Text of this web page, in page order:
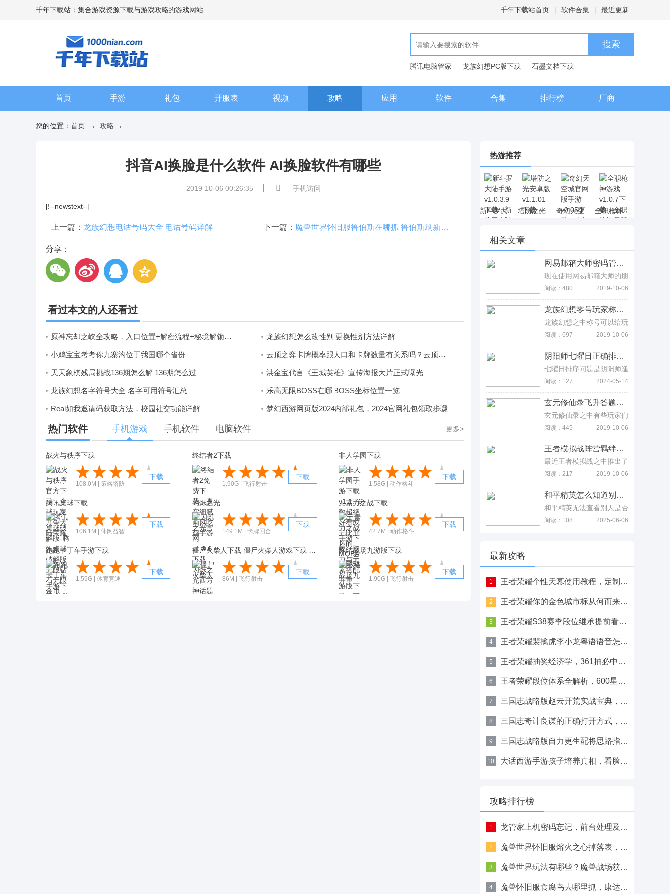
千年下载站：集合游戏资源下载与游戏攻略的游戏网站 千年下载站首页 | 软件合集 | 最近更新
腾讯电脑管家 龙族幻想PC版下载
石墨文档下载
首页 手游 礼包 开服表 视频 攻略 应用 软件 合集 排行榜 厂商
您的位置： 首页 → 攻略 →
抖音AI换脸是什么软件 AI换脸软件有哪些
2019-10-06 00:26:35 手机访问
[!--newstext--]
上一篇： 龙族幻想电话号码大全 电话号码详解 下一篇： 魔兽世界怀旧服鲁伯斯在哪抓 鲁伯斯刷新点详解
分享：
看过本文的人还看过
原神忘却之峡全攻略，入口位置+解密流程+秘境解锁条件 龙族幻想怎么改性别 更换性别方法详解
小鸡宝宝考考你九寨沟位于我国哪个省份 云顶之弈卡牌概率跟人口和卡牌数量有关系吗？云顶之弈s8.5各等级卡牌的概率介绍
天天象棋残局挑战136期怎么解 136期怎么过 洪金宝代言《王城英雄》宣传海报大片正式曝光
龙族幻想名字符号大全 名字可用符号汇总 乐高无限BOSS在哪 BOSS坐标位置一览
Real如我邀请码获取方法，校园社交功能详解 梦幻西游网页版2024内部礼包，2024官网礼包领取步骤
热门软件 手机游戏 手机软件 电脑软件 更多>
战火与秩序下载
108.0M | 策略塔防
下载
终结者2下载
1.90G | 飞行射击
下载
非人学园下载
1.58G | 动作格斗
下载
腾讯桌球下载
106.1M | 休闲益智
下载
闪烁之光
149.1M | 卡牌回合
下载
元素力之战下载
42.7M | 动作格斗
下载
跑跑卡丁车手游下载
1.59G | 体育竞速
下载
86M | 飞行射击
下载
终结战场九游版下载
1.90G | 飞行射击
下载
热游推荐
新斗罗大陆手游 v1.0.3.9下载，新斗罗大陆动漫卡牌手游下载 全职枪神游戏 v1.0.7下载，全职枪神竖版射击手游下载
相关文章
网易邮箱大师密码管理指南，密码管理+多设备同步全解析 网易邮箱大师密码管理指南，密码管理+多设备同步全解析
现在使用网易邮箱大师的朋
友越来越多，那么使用过程
里，想改密码或者忘记密码
阅读：480 2019-10-06
龙族幻想零号玩家称号怎么获得 零号玩家头衔怎么获得 龙族幻想零号玩家称号怎么获得 零号玩家头衔怎么获得
龙族幻想之中称号可以给玩
家增加一定的属性，并且也
可以看起来更加厉害，那么
获得，零号玩家头衔怎么获
得呢?就让小编来带你走近
阅读：697 2019-10-06
阴阳师七曜日正确排序分享，记住七曜日口诀快速回答 阴阳师七曜日正确排序分享，记住七曜日口诀快速回答
七曜日排序问题是阴阳师逢
魔密信的一道问题考验，玩
家需要正确的选择出七曜日
木水火土、日月水火木金
土、日月金木水火土，其中
金土，也就是第二个答案，
如果玩家记不住正确的顺序
的话，也可以回到大厅之中
的地藏像前面查看。
阅读：127 2024-05-14
玄元修仙录飞升答题答案大全 飞升问题怎么回答 玄元修仙录飞升答题答案大全 飞升问题怎么回答
玄元修仙录之中有些玩家们
将飞升关卡闯过之后，却卡
在了接引人给出的一些问题
富的奖励，那么飞升问题怎
么回答呢?就让小编带你走
大全了解一下吧。
阅读：445 2019-10-06
王者模拟战阵营羁绊效果大全 王者荣耀自走棋阵营图表介绍 王者模拟战阵营羁绊效果大全 王者荣耀自走棋阵营图表介绍
最近王者模拟战之中推出了
阵营与职业两大羁绊玩法，
其中阵营羁绊多达八种，为
游戏的玩家提前了解到该模
式的具体玩法，小编特意带
果大全，王者荣耀自走棋阵
阅读：217 2019-10-06
和平精英怎么知道别人有对象？3种间接判断技巧实测 和平精英怎么知道别人有对象？3种间接判断技巧实测
和平精英无法查看别人是否
有情侣关系，包括闺蜜、死
党、挚友、姐弟、兄妹都无
是有情侣cp的关系，但可
系】，选择需要查看的好
友，再选择和他成为恋人，
由于恋人只能有一个，因此
如果对方有情侣关系，则会
可以狡辩一下说自己点错
的方式了，看看对方每局是
果有相同的人或者对方隐藏
了战绩，都可能说明存在情
侣关系。
阅读：108 2025-06-06
最新攻略
1 王者荣耀个性天幕使用教程，定制界面两步解锁、新手也能会
2 王者荣耀你的金色城市标从何而来，详解绝版“城市英雄”称号
3 王者荣耀S38赛季段位继承提前看，青铜白银不掉段
4 王者荣耀裴擒虎李小龙粤语语音怎么开，这些经典台词用粤语说更有味道
5 王者荣耀抽奖经济学，361抽必中、零氪玩家的辛酸泪
6 王者荣耀段位体系全解析，600星仍未解锁深渊王者
7 三国志战略版赵云开荒实战宝典，单刷战法、阵容搭配与属性加点
8 三国志奇计良谋的正确打开方式，如何利用速度属性实现双核压制
9 三国志战略版自力更生配将思路指南，如何将账号价值最大化
10 大话西游手游孩子培养真相，看脸、经济、长情，对号入座
攻略排行榜
1 龙管家上机密码忘记，前台处理及扫码上机解决办法
2 魔兽世界怀旧服熔火之心掉落表，全BOSS掉落列表大全
3 魔兽世界玩法有哪些？魔兽战场获胜攻略
4 魔兽怀旧服食腐鸟去哪里抓，康达尔、余烬之翼等稀有坐标及技能解析